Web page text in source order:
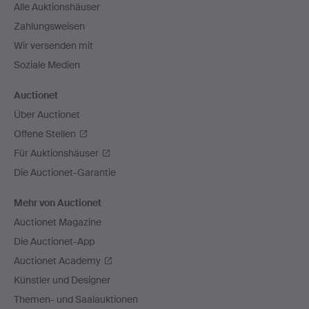
Alle Auktionshäuser
Zahlungsweisen
Wir versenden mit
Soziale Medien
Auctionet
Über Auctionet
Offene Stellen
Für Auktionshäuser
Die Auctionet-Garantie
Mehr von Auctionet
Auctionet Magazine
Die Auctionet-App
Auctionet Academy
Künstler und Designer
Themen- und Saalauktionen